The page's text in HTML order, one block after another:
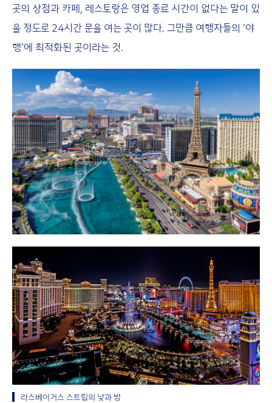
곳의 상점과 카페, 레스토랑은 영업 종료 시간이 없다는 말이 있
을 정도로 24시간 문을 여는 곳이 많다. 그만큼 여행자들의 ‘야
행’에 최적화된 곳이라는 것.
라스베이거스 스트립의 낮과 밤